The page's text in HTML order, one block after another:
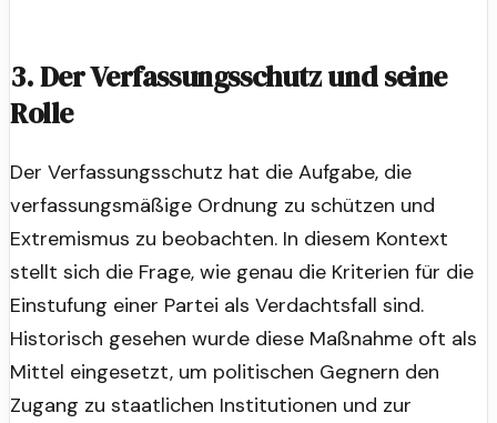
3. Der Verfassungsschutz und seine
Rolle
Der Verfassungsschutz hat die Aufgabe, die
verfassungsmäßige Ordnung zu schützen und
Extremismus zu beobachten. In diesem Kontext
stellt sich die Frage, wie genau die Kriterien für die
Einstufung einer Partei als Verdachtsfall sind.
Historisch gesehen wurde diese Maßnahme oft als
Mittel eingesetzt, um politischen Gegnern den
Zugang zu staatlichen Institutionen und zur